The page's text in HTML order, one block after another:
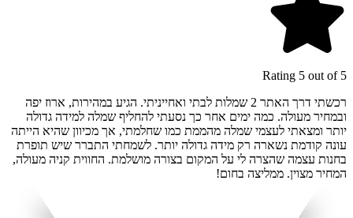
Rating 5 out of 5
רכשתי דרך האתר 2 שמלות לבתי ואחייניתי. הגיע במהירות, ארוז יפה
ובמחיר מעולה. כמה ימים אחר כך נסעתי להחליף שמלה למידה גדולה
יותר ומצאתי לעצמי שמלה מהממת כמו שחלמתי, אך מכיוון שהיא הייתה
עונה קודמת נשארה רק מידה גדולה יותר. לשמחתי התברר שיש תופרת
בחנות עצמה שהצרה לי על המקום בצורה מושלמת. החווית קניה מעולה,
המחיר מצוין. ממליצה בחום!